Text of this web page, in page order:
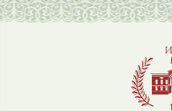
Выберите язык